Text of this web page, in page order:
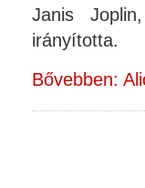
Janis
irányította.
Bővebben: